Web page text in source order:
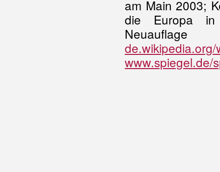
am Main 2003;
die Europa in
www.spiegel.de/